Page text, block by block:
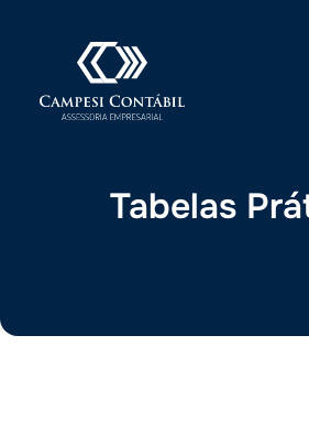
Tabelas